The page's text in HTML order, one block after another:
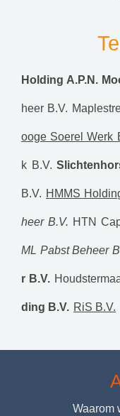
Holding A.P.N.
heer B.V.
ooge Soerel Werk
k B.V.
B.V. HMMS
heer B.V. HTN
ML Pabst Beheer
r B.V.
ding B.V. RiS B.V.